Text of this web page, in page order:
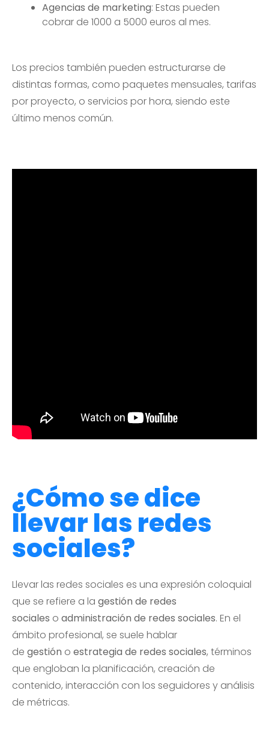
Agencias de marketing: Estas pueden
cobrar de 1000 a 5000 euros al mes.
Los precios también pueden estructurarse de
distintas formas, como paquetes mensuales, tarifas
por proyecto, o servicios por hora, siendo este
último menos común.
¿Cómo se dice
llevar las redes
sociales?
Llevar las redes sociales es una expresión coloquial
que se refiere a la gestión de redes
sociales o administración de redes sociales. En el
ámbito profesional, se suele hablar
de gestión o estrategia de redes sociales, términos
que engloban la planificación, creación de
contenido, interacción con los seguidores y análisis
de métricas.